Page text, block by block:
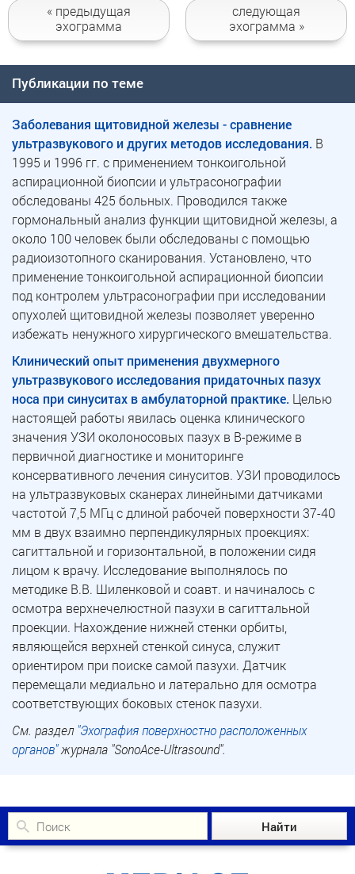
« предыдущая
эхограмма
следующая
эхограмма »
Публикации по теме
Заболевания щитовидной железы - сравнение
ультразвукового и других методов исследования. В
1995 и 1996 гг. с применением тонкоигольной
аспирационной биопсии и ультрасонографии
обследованы 425 больных. Проводился также
гормональный анализ функции щитовидной железы, а
около 100 человек были обследованы с помощью
радиоизотопного сканирования. Установлено, что
применение тонкоигольной аспирационной биопсии
под контролем ультрасонографии при исследовании
опухолей щитовидной железы позволяет уверенно
избежать ненужного хирургического вмешательства.
Клинический опыт применения двухмерного
ультразвукового исследования придаточных пазух
носа при синуситах в амбулаторной практике. Целью
настоящей работы явилась оценка клинического
значения УЗИ околоносовых пазух в В-режиме в
первичной диагностике и мониторинге
консервативного лечения синуситов. УЗИ проводилось
на ультразвуковых сканерах линейными датчиками
частотой 7,5 МГц с длиной рабочей поверхности 37-40
мм в двух взаимно перпендикулярных проекциях:
сагиттальной и горизонтальной, в положении сидя
лицом к врачу. Исследование выполнялось по
методике В.В. Шиленковой и соавт. и начиналось с
осмотра верхнечелюстной пазухи в сагиттальной
проекции. Нахождение нижней стенки орбиты,
являющейся верхней стенкой синуса, служит
ориентиром при поиске самой пазухи. Датчик
перемещали медиально и латерально для осмотра
соответствующих боковых стенок пазухи.
См. раздел"Эхография поверхностно расположенных
органов"журнала "SonoAce-Ultrasound".